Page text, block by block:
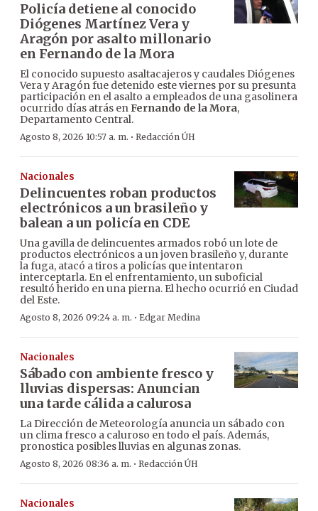
Policía detiene al conocido
Diógenes Martínez Vera y
Aragón por asalto millonario
en Fernando de la Mora
El conocido supuesto asaltacajeros y caudales Diógenes
Vera y Aragón fue detenido este viernes por su presunta
participación en el asalto a empleados de una gasolinera
ocurrido días atrás enFernando de la Mora,
Departamento Central.
Agosto 8, 2026 10:57 a. m. · Redacción ÚH
Nacionales
Delincuentes roban productos
electrónicos a un brasileño y
balean a un policía en CDE
Una gavilla de delincuentes armados robó un lote de
productos electrónicos a un joven brasileño y, durante
la fuga, atacó a tiros a policías que intentaron
interceptarla. En el enfrentamiento, un suboficial
resultó herido en una pierna. El hecho ocurrió en Ciudad
del Este.
Agosto 8, 2026 09:24 a. m. · Edgar Medina
Nacionales
Sábado con ambiente fresco y
lluvias dispersas: Anuncian
una tarde cálida a calurosa
La Dirección de Meteorología anuncia un sábado con
un clima fresco a caluroso en todo el país. Además,
pronostica posibles lluvias en algunas zonas.
Agosto 8, 2026 08:36 a. m. · Redacción ÚH
Nacionales